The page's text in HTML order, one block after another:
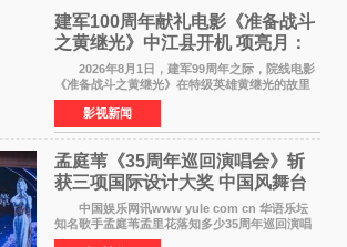
建军100周年献礼电影《准备战斗
之黄继光》中江县开机 项亮月：
以光影为笔，书写英雄赞歌
2026年8月1日，建军99周年之际，院线电影
《准备战斗之黄继光》在特级英雄黄继光的故里
——四川省德阳市中江县黄继光出生地正式开
机。本片出品人、总制片人项亮月主持开机仪
式，&zwnj;特级英雄
影视新闻
孟庭苇《35周年巡回演唱会》斩
获三项国际设计大奖 中国风舞台
美学获全球认可
中国娱乐网讯www yule com cn 华语乐坛
知名歌手孟庭苇孟里花落知多少35周年巡回演唱
会再传喜讯。该演唱会先后荣获美国MUSE